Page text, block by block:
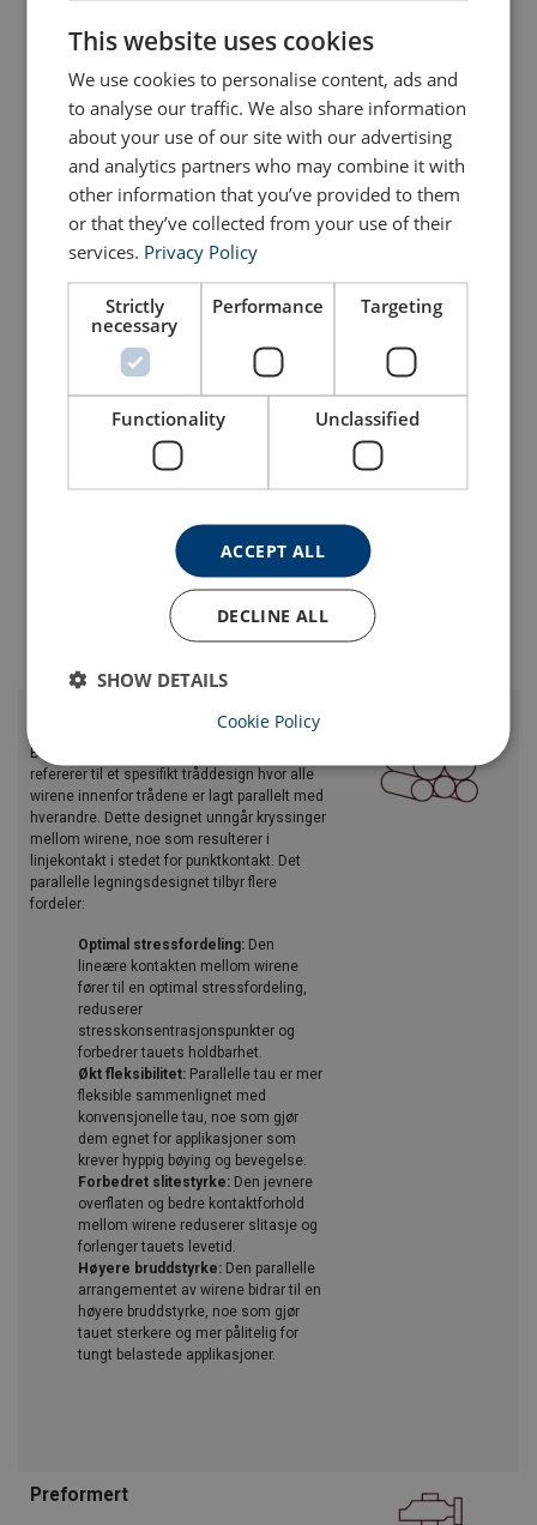
tettheten av tauet, noe som forbedrer
Forbedret slitestyrke:Den
kompakte overflaten er jevnere og
mer motstandsdyktig mot slitasje,
noe som forlenger tauets levetid når
det brukes i krevende miljøer.
Redusert diameter:Kompakte tau
kan oppnå samme styrke som ikke-
kompakte tau, men med en mindre
diameter, noe som gjør dem mer
effektive i applikasjoner hvor plass er
begrenset.
Forbedret fleksibilitet:
den økte tettheten, opprettholder
kompakte tau god fleksibilitet, som er
avgjørende for applikasjoner som
krever hyppig bøying og bevegelse.
Den jevnere
Samlet sett er "kompakt" ståltau designet
for å tilby overlegen ytelse når det gjelder
styrke, holdbarhet og effektivitet, noe som
gjør dem egnet for tung løfting og rigging
Begrepet "Parallel" i ståltau egenskaper
refererer til et spesifikt tråddesign hvor alle
wirene innenfor trådene er lagt parallelt med
hverandre. Dette designet unngår kryssinger
mellom wirene, noe som resulterer i
linjekontakt i stedet for punktkontakt. Det
parallelle legningsdesignet tilbyr flere
fordeler:
Optimal stressfordeling: Den
lineære kontakten mellom wirene
fører til en optimal stressfordeling,
reduserer
stresskonsentrasjonspunkter og
forbedrer tauets holdbarhet.
Økt fleksibilitet: Parallelle tau er mer
fleksible sammenlignet med
konvensjonelle tau, noe som gjør
dem egnet for applikasjoner som
krever hyppig bøying og bevegelse.
Forbedret slitestyrke: Den jevnere
overflaten og bedre kontaktforhold
mellom wirene reduserer slitasje og
forlenger tauets levetid.
Høyere bruddstyrke: Den parallelle
arrangementet av wirene bidrar til en
høyere bruddstyrke, noe som gjør
tauet sterkere og mer pålitelig for
tungt belastede applikasjoner.
Preformert
ENGLISH TRANSLATION
This website uses cookies
We use cookies to personalise content, ads and
to analyse our traffic. We also share information
about your use of our site with our advertising
and analytics partners who may combine it with
other information that you’ve provided to them
or that they’ve collected from your use of their
services. Privacy Policy
Strictly
necessary
Performance Targeting
Functionality Unclassified
ACCEPT ALL
DECLINE ALL
SHOW DETAILS
Cookie Policy